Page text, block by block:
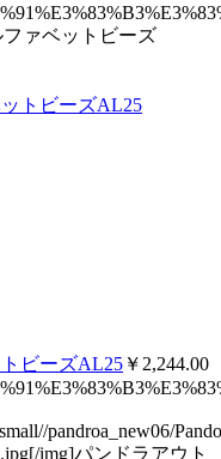
ァベットビーズ
ビーズAL25 ￥2,244.00
pandroa_new06/
img]パンドラアウト